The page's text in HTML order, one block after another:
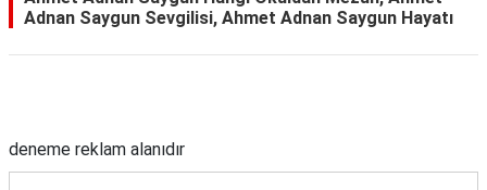
Adnan Saygun Sevgilisi, Ahmet Adnan Saygun Hayatı
deneme reklam alanıdır